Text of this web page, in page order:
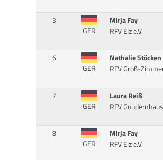
3
GER
Mirja Fay
RFV Elz e.V.
6
GER
Nathalie Stöcken
RFV Groß-
7
GER
Laura Reiß
RFV
8
GER
Mirja Fay
RFV Elz e.V.